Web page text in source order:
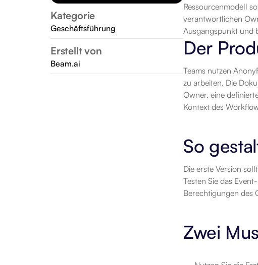
Kategorie
Geschäftsführung
Erstellt von
Beam.ai
Ressourcenmodell
verantwortlichen
Ausgangspunkt und
Der
Teams nutzen
zu arbeiten. Die
Owner, eine
Kontext des
So
Die erste Version
Testen Sie das
Berechtigungen des
Zwei